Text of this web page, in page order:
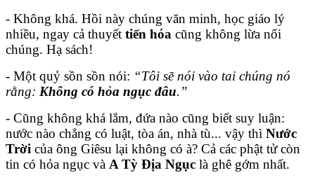
- Không khá. Hồi này chúng văn minh, học giáo lý
nhiều, ngay cả thuyết tiến hóa cũng không lừa nổi
chúng. Hạ sách!
- Một quỷ sồn sồn nói: “Tôi sẽ nói vào tai chúng nó
rằng: Không có hỏa ngục đâu.”
- Cũng không khá lắm, đứa nào cũng biết suy luận:
nước nào chẳng có luật, tòa án, nhà tù... vậy thì Nước
Trời của ông Giêsu lại không có à? Cả các phật tử còn
tin có hỏa ngục và A Tỳ Địa Ngục là ghê gớm nhất.